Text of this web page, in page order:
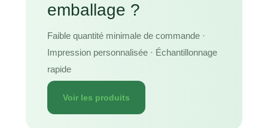
emballage ?
Faible quantité minimale de commande ·
Impression personnalisée · Échantillonnage
rapide
Voir les produits